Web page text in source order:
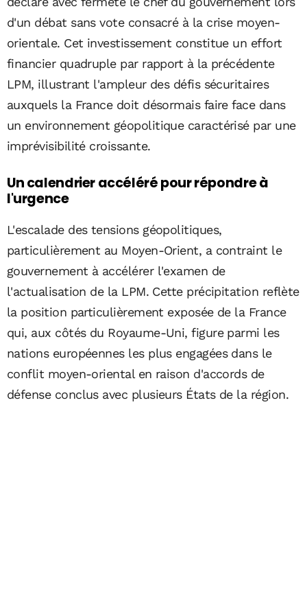
d'un débat sans vote consacré à la crise moyen-
orientale. Cet investissement constitue un effort
financier quadruple par rapport à la précédente
LPM, illustrant l'ampleur des défis sécuritaires
auxquels la France doit désormais faire face dans
un environnement géopolitique caractérisé par une
imprévisibilité croissante.
Un calendrier accéléré pour répondre à
l'urgence
L'escalade des tensions géopolitiques,
particulièrement au Moyen-Orient, a contraint le
gouvernement à accélérer l'examen de
l'actualisation de la LPM. Cette précipitation reflète
la position particulièrement exposée de la France
qui, aux côtés du Royaume-Uni, figure parmi les
nations européennes les plus engagées dans le
conflit moyen-oriental en raison d'accords de
défense conclus avec plusieurs États de la région.